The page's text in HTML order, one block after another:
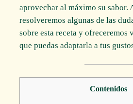
aprovechar al máximo su sabor.
resolveremos algunas de las
sobre esta receta y ofreceremos
que puedas adaptarla a tus
Contenidos